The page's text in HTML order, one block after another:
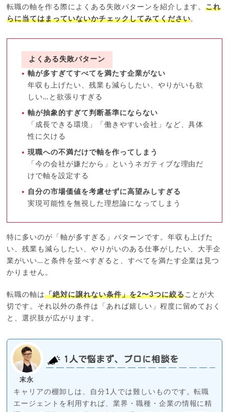
転職の軸を作る際によくある失敗パターンを紹介します。これ
らに当てはまっていないかチェックしてみてください。
よくある失敗パターン
軸が多すぎてすべてを満たす企業がない
年収も上げたい、残業も減らしたい、やりがいも欲
しい…と欲張りすぎる
軸が抽象的すぎて判断基準にならない
「成長できる環境」「働きやすい会社」など、具体
性に欠ける
現職への不満だけで軸を作ってしまう
「今の会社が嫌だから」というネガティブな理由だ
けで軸を設定する
自分の市場価値を考慮せずに高望みしすぎる
実現可能性を無視した理想論になってしまう
特に多いのが「軸が多すぎる」パターンです。年収も上げた
い、残業も減らしたい、やりがいのある仕事がしたい、大手企
業がいい…と条件を並べすぎると、すべてを満たす企業は見つ
かりません。
転職の軸は「絶対に譲れない条件」を2〜3つに絞ることが大
切です。それ以外の条件は「あれば嬉しい」程度に留めておく
と、選択肢が広がります。
末永
1人で悩まず、プロに相談を
キャリアの棚卸しは、自分1人では難しいものです。転職
エージェントを利用すれば、業界・職種・企業の情報に精